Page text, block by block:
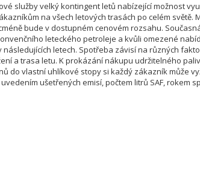
služby velký kontingent letů nabízející možnost
na všech letových trasách po celém světě.
bude v dostupném cenovém rozsahu.
leteckého petroleje a kvůli omezené
letech. Spotřeba závisí na různých
a trasa letu. K prokázání nákupu udržitelného
do vlastní uhlíkové stopy si každý zákazník může
ušetřených emisí, počtem litrů SAF, rokem